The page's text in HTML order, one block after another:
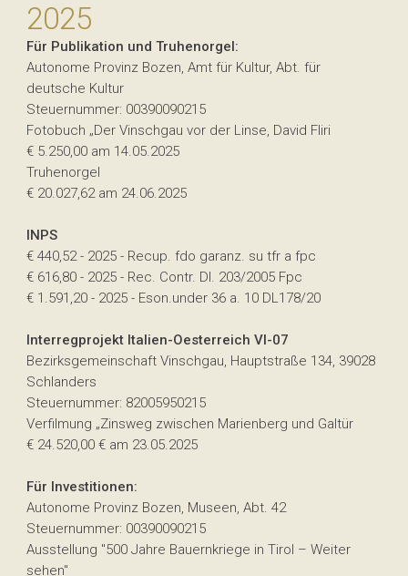
2025
Für Publikation und Truhenorgel:
Autonome Provinz Bozen, Amt für Kultur, Abt. für
deutsche Kultur
Steuernummer: 00390090215
Fotobuch „Der Vinschgau vor der Linse, David Fliri
€ 5.250,00 am 14.05.2025
Truhenorgel
€ 20.027,62 am 24.06.2025
INPS
€ 440,52 - 2025 - Recup. fdo garanz. su tfr a fpc
€ 616,80 - 2025 - Rec. Contr. Dl. 203/2005 Fpc
€ 1.591,20 - 2025 - Eson.under 36 a. 10 DL178/20
Interregprojekt Italien-Oesterreich VI-07
Bezirksgemeinschaft Vinschgau, Hauptstraße 134, 39028
Schlanders
Steuernummer: 82005950215
Verfilmung „Zinsweg zwischen Marienberg und Galtür
€ 24.520,00 € am 23.05.2025
Für Investitionen:
Autonome Provinz Bozen, Museen, Abt. 42
Steuernummer: 00390090215
Ausstellung "500 Jahre Bauernkriege in Tirol – Weiter
sehen"